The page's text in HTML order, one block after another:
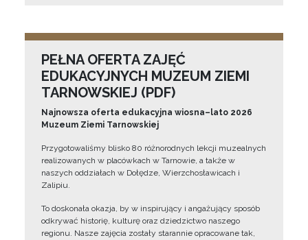
PEŁNA OFERTA ZAJĘĆ
EDUKACYJNYCH MUZEUM ZIEMI
TARNOWSKIEJ (PDF)
Najnowsza oferta edukacyjna wiosna–lato 2026
Muzeum Ziemi Tarnowskiej
Przygotowaliśmy blisko 80 różnorodnych lekcji muzealnych
realizowanych w placówkach w Tarnowie, a także w
naszych oddziałach w Dołędze, Wierzchosławicach i
Zalipiu.
To doskonała okazja, by w inspirujący i angażujący sposób
odkrywać historię, kulturę oraz dziedzictwo naszego
regionu. Nasze zajęcia zostały starannie opracowane tak,